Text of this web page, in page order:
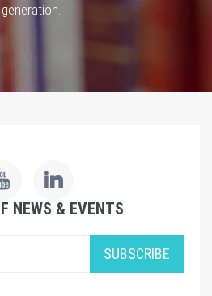
generation.
NEWS & EVENTS
SUBSCRIBE